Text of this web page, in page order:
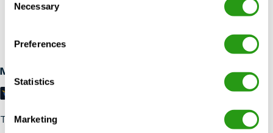
Selection
Necessary
Preferences
Statistics
Marketing
Metody płatności
Trustpilot